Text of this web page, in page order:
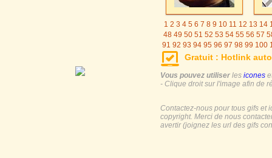
1 2 3 4 5 6 7 8 9 10 11 12 13 14
48 49 50 51 52 53 54 55 56 57
91 92 93 94 95 96 97 98 99 100
125
126 127 128 129 130 131
155
156 157 158 159 160 161
185
188 190
Gratuit : Hotlink
Vous pouvez utiliser les icones
- Clique droit sur l'image afin de
Contactez-nous pour tous gifs et
copyright. Merci de nous
avertir (joignez les url des gifs